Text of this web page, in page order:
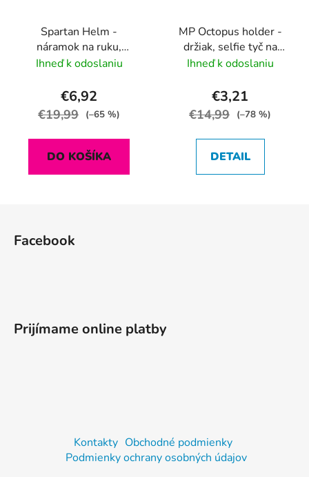
Spartan Helm -
náramok na ruku,
červený
Ihneď k odoslaniu
€6,92
€19,99 (–65 %)
DO KOŠÍKA
MP Octopus holder -
držiak, selfie tyč na
telefón, chapadlo
Ihneď k odoslaniu
€3,21
€14,99 (–78 %)
DETAIL
Facebook
Prijímame online platby
Kontakty Obchodné podmienky
Podmienky ochrany osobných údajov